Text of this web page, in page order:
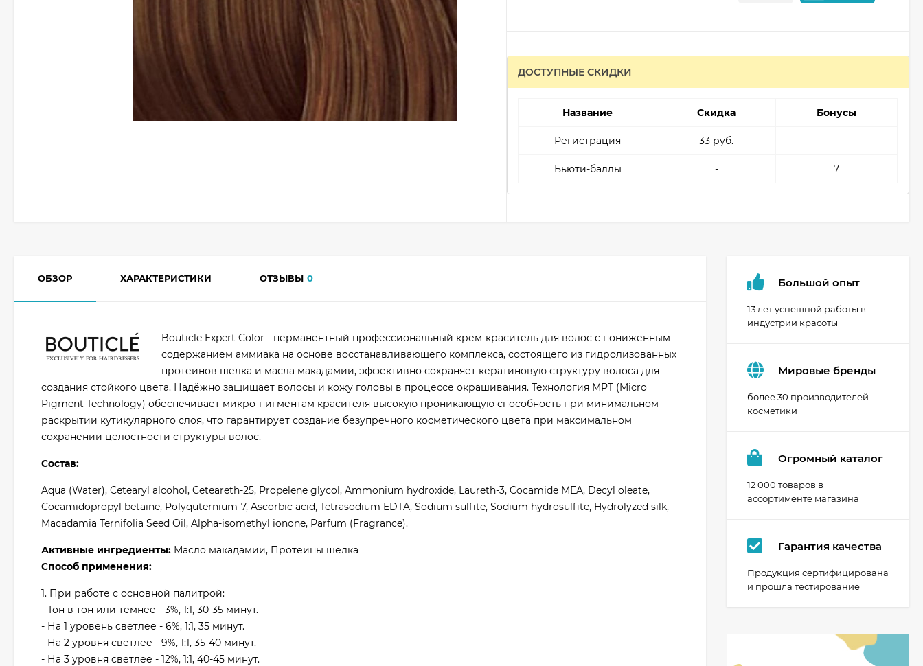
ДОСТУПНЫЕ СКИДКИ
Название Скидка Бонусы
Регистрация 33 руб.
Бьюти-баллы - 7
ОБЗОР ХАРАКТЕРИСТИКИ ОТЗЫВЫ 0
Bouticle Expert Color - перманентный профессиональный крем-краситель для волос с пониженным
содержанием аммиака на основе восстанавливающего комплекса, состоящего из гидролизованных
протеинов шелка и масла макадамии, эффективно сохраняет кератиновую структуру волоса для
создания стойкого цвета. Надёжно защищает волосы и кожу головы в процессе окрашивания. Технология MPT (Micro
Pigment Technology) обеспечивает микро-пигментам красителя высокую проникающую способность при минимальном
раскрытии кутикулярного слоя, что гарантирует создание безупречного косметического цвета при максимальном
сохранении целостности структуры волос.
Состав:
Aqua (Water), Cetearyl alcohol, Ceteareth-25, Propelene glycol, Ammonium hydroxide, Laureth-3, Cocamide MEA, Decyl oleate,
Cocamidopropyl betaine, Polyquternium-7, Ascorbic acid, Tetrasodium EDTA, Sodium sulfite, Sodium hydrosulfite, Hydrolyzed silk,
Macadamia Ternifolia Seed Oil, Alpha-isomethyl ionone, Parfum (Fragrance).
Активные ингредиенты: Масло макадамии, Протеины шелка
Способ применения:
1. При работе с основной палитрой:
- Тон в тон или темнее - 3%, 1:1, 30-35 минут.
- На 1 уровень светлее - 6%, 1:1, 35 минут.
- На 2 уровня светлее - 9%, 1:1, 35-40 минут.
- На 3 уровня светлее - 12%, 1:1, 40-45 минут.
Большой опыт
13 лет успешной работы в
индустрии красоты
Мировые бренды
более 30 производителей
косметики
Огромный каталог
12 000 товаров в
ассортименте магазина
Гарантия качества
Продукция сертифицирована
и прошла тестирование